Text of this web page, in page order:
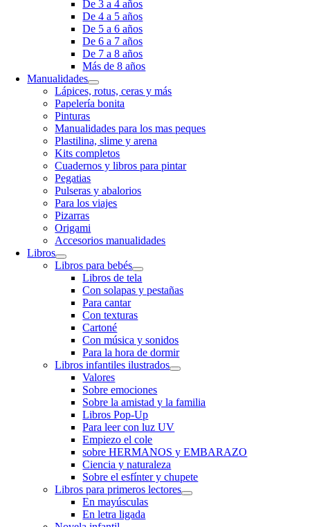
De 3 a 4 años
De 4 a 5 años
De 5 a 6 años
De 6 a 7 años
De 7 a 8 años
Más de 8 años
Manualidades
Lápices, rotus, ceras y más
Papelería bonita
Pinturas
Manualidades para los mas peques
Plastilina, slime y arena
Kits completos
Cuadernos y libros para pintar
Pegatias
Pulseras y abalorios
Para los viajes
Pizarras
Origami
Accesorios manualidades
Libros
Libros para bebés
Libros de tela
Con solapas y pestañas
Para cantar
Con texturas
Cartoné
Con música y sonidos
Para la hora de dormir
Libros infantiles ilustrados
Valores
Sobre emociones
Sobre la amistad y la familia
Libros Pop-Up
Para leer con luz UV
Empiezo el cole
sobre HERMANOS y EMBARAZO
Ciencia y naturaleza
Sobre el esfínter y chupete
Libros para primeros lectores
En mayúsculas
En letra ligada